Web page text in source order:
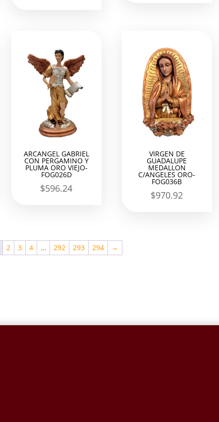
ARCANGEL GABRIEL
CON PERGAMINO Y
PLUMA ORO VIEJO-
FOG026D
$596.24
VIRGEN DE
GUADALUPE
MEDALLON
C/ANGELES ORO-
FOG036B
$970.92
2 3 4 … 292 293 294 →